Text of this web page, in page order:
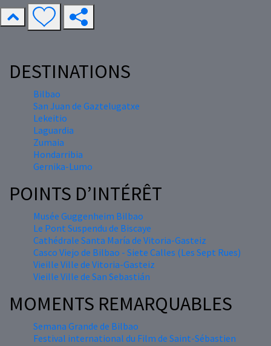
DESTINATIONS
Bilbao
San Juan de Gaztelugatxe
Lekeitio
Laguardia
Zumaia
Hondarribia
Gernika-Lumo
POINTS D’INTÉRÊT
Musée Guggenheim Bilbao
Le Pont Suspendu de Biscaye
Cathédrale Santa María de Vitoria-Gasteiz
Casco Viejo de Bilbao - Siete Calles (Les Sept Rues)
Vieille Ville de Vitoria-Gasteiz
Vieille Ville de San Sebastián
MOMENTS REMARQUABLES
Semana Grande de Bilbao
Festival international du Film de Saint-Sébastien